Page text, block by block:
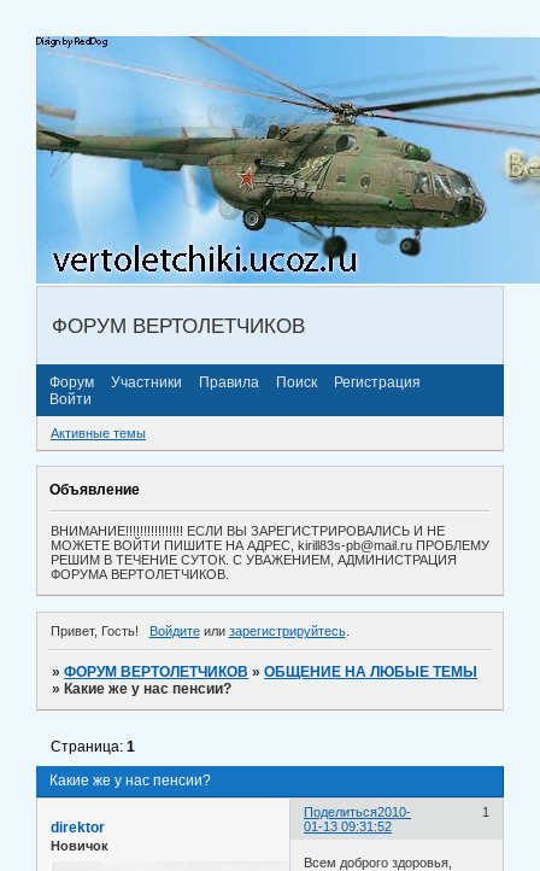
ФОРУМ ВЕРТОЛЕТЧИКОВ
Форум Участники Правила Поиск
Регистрация
Войти
Активные темы
Объявление
ВНИМАНИЕ!!!!!!!!!!!!!!!! ЕСЛИ ВЫ ЗАРЕГИСТРИРОВАЛИСЬ И НЕ
МОЖЕТЕ ВОЙТИ ПИШИТЕ НА АДРЕС, kirill83s-pb@mail.ru ПРОБЛЕМУ
РЕШИМ В ТЕЧЕНИЕ СУТОК. С УВАЖЕНИЕМ, АДМИНИСТРАЦИЯ
ФОРУМА ВЕРТОЛЕТЧИКОВ.
Привет, Гость! Войдитеили зарегистрируйтесь.
»ФОРУМ ВЕРТОЛЕТЧИКОВ »ОБЩЕНИЕ НА ЛЮБЫЕ ТЕМЫ
» Какие же у нас пенсии?
Какие же у нас пенсии?
Страница:1
Поделиться 1
2010-
01-13 09:31:52
direktor
Новичок
Всем доброго здоровья,